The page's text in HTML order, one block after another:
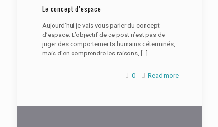
Le concept d’espace
Aujourd’hui je vais vous parler du concept
d’espace. L’objectif de ce post n’est pas de
juger des comportements humains déterminés,
mais d’en comprendre les raisons, […]
0 Read more